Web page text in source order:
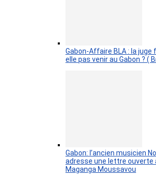
Gabon-Affaire BLA : la
elle pas venir au Gabon ? (
Gabon: l’ancien musicien
adresse une lettre ouverte
Maganga Moussavou